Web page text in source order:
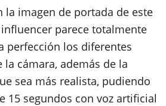
la imagen de portada de este
parece totalmente
perfección los diferentes
la cámara, además de la
sea más realista, pudiendo
15 segundos con voz artificial